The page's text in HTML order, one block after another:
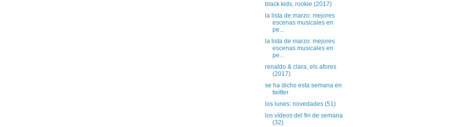
black kids, rookie (2017)
la lista de marzo: mejores
escenas musicales en
pe...
la lista de marzo: mejores
escenas musicales en
pe...
renaldo & clara, els afores
(2017)
se ha dicho esta semana en
twitter
los lunes: novedades (51)
los vídeos del fin de semana
(32)